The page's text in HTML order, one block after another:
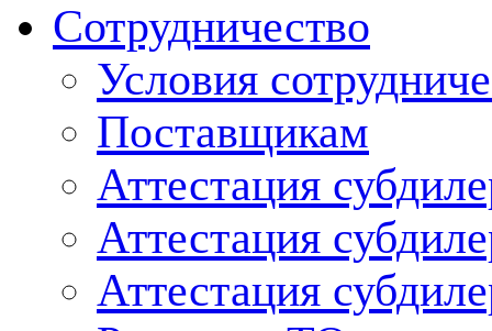
Сотрудничество
Условия
Поставщикам
Аттестация
Аттестация
Аттестация